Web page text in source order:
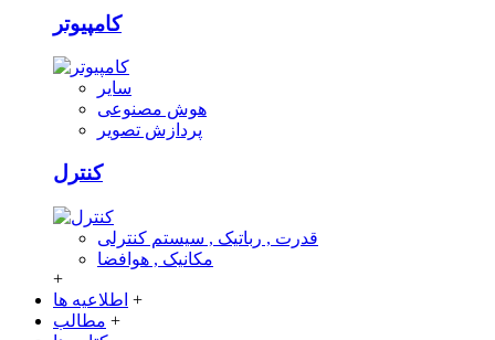
کامپیوتر
سایر
هوش مصنوعی
پردازش تصویر
کنترل
قدرت , رباتیک , سیستم کنترلی
مکانیک , هوافضا
+
اطلاعیه ها +
مطالب +